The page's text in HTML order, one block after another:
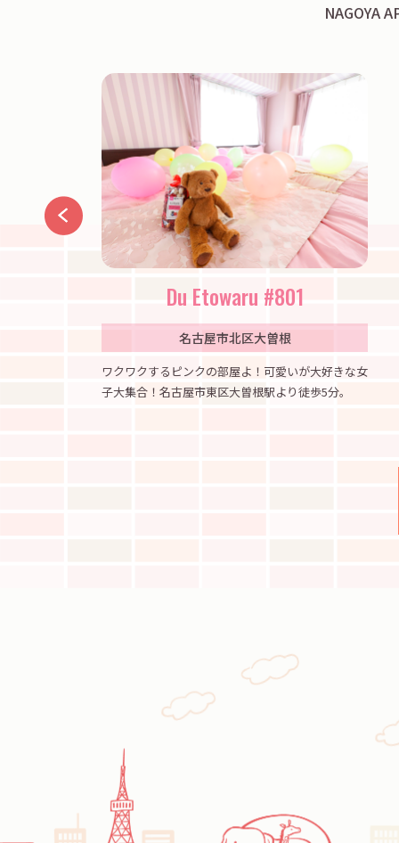
NAGOYA
Du Etowaru #801
名古屋市北区大曽根
ワクワクするピンクの部屋よ！可愛いが大好きな女
子大集合！名古屋市東区大曽根駅より徒歩5分。